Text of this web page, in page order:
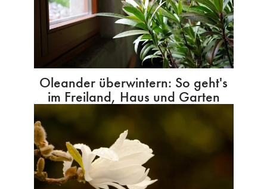
Oleander überwintern: So geht's
im Freiland, Haus und Garten